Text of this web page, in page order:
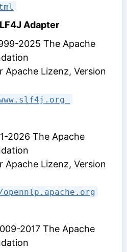
Adapter
2025 The Apache
Apache Lizenz, Version
2026 The Apache
Apache Lizenz, Version
2017 The Apache